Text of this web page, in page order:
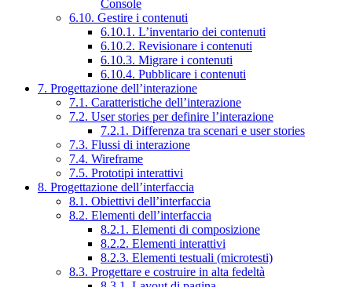
Console
6.10. Gestire i contenuti
6.10.1. L’inventario dei contenuti
6.10.2. Revisionare i contenuti
6.10.3. Migrare i contenuti
6.10.4. Pubblicare i contenuti
7. Progettazione dell’interazione
7.1. Caratteristiche dell’interazione
7.2. User stories per definire l’interazione
7.2.1. Differenza tra scenari e user stories
7.3. Flussi di interazione
7.4. Wireframe
7.5. Prototipi interattivi
8. Progettazione dell’interfaccia
8.1. Obiettivi dell’interfaccia
8.2. Elementi dell’interfaccia
8.2.1. Elementi di composizione
8.2.2. Elementi interattivi
8.2.3. Elementi testuali (microtesti)
8.3. Progettare e costruire in alta fedeltà